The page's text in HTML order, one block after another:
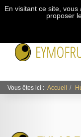
En visitant ce site,
proposer
Vous êtes ici : Accueil